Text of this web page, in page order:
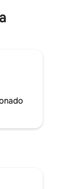
encanto
La